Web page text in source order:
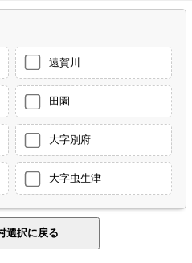
遠賀川
田園
大字別府
大字虫生津